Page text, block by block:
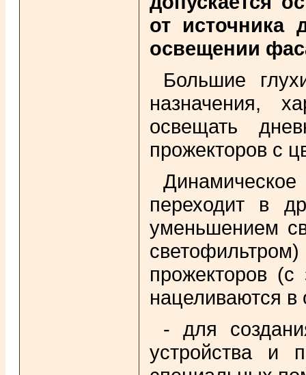
от
освещении
Большие
назначения,
освещать
прожекторов с
переходит в
уменьшением
прожекторов
нацеливаются в
- для
устройства и